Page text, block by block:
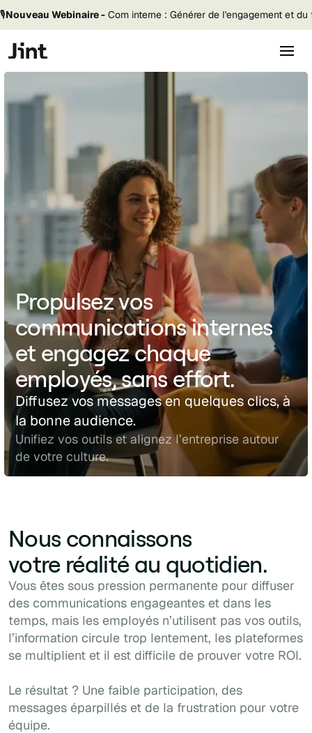
🎙️Nouveau Webinaire - Com interne : Générer de l'engagement et
Propulsez vos
communications internes
et engagez chaque
employés, sans effort.
Diffusez vos messages en quelques clics, à
la bonne audience.
Unifiez vos outils et alignez l’entreprise autour
de votre culture.
Nous connaissons
votre réalité au quotidien.
Vous êtes sous pression permanente pour diffuser
des communications engageantes et dans les
temps, mais les employés n’utilisent pas vos outils,
l’information circule trop lentement, les plateformes
se multiplient et il est difficile de prouver votre ROI.
Le résultat ? Une faible participation, des
messages éparpillés et de la frustration pour votre
équipe.